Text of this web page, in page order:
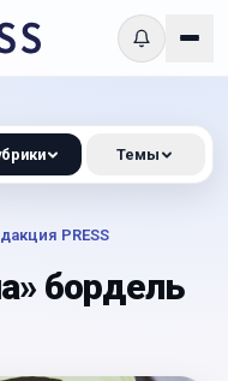
PRESS
бордель
Темы